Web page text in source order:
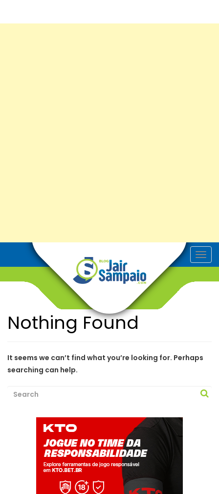
T
o
i
Nothing Found
It seems we can’t find what you’re looking for. Perhaps
searching can help.